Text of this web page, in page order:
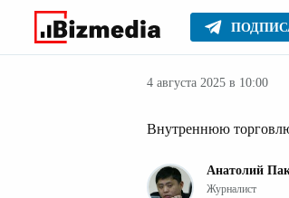
Главное Новости
4 августа 2025 в 10:00
Внутреннюю
Анатолий
Журналист